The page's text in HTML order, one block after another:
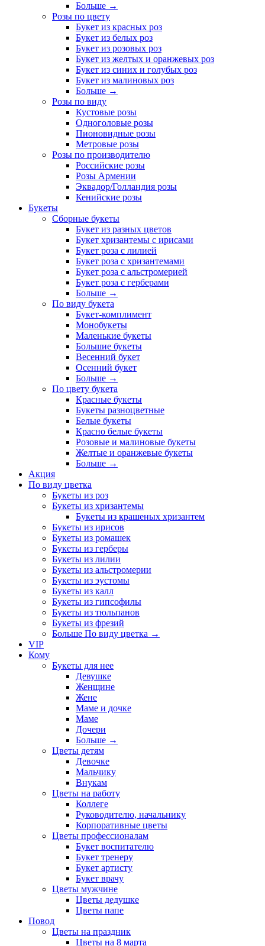
Больше →
Розы по цвету
Букет из красных роз
Букет из белых роз
Букет из розовых роз
Букет из желтых и оранжевых роз
Букет из синих и голубых роз
Букет из малиновых роз
Больше →
Розы по виду
Кустовые розы
Одноголовые розы
Пионовидные розы
Метровые розы
Розы по производителю
Российские розы
Розы Армении
Эквадор/Голландия розы
Кенийские розы
Букеты
Сборные букеты
Букет из разных цветов
Букет хризантемы с ирисами
Букет роза с лилией
Букет роза с хризантемами
Букет роза с альстромерией
Букет роза с герберами
Больше →
По виду букета
Букет-комплимент
Монобукеты
Маленькие букеты
Большие букеты
Весенний букет
Осенний букет
Больше →
По цвету букета
Красные букеты
Букеты разноцветные
Белые букеты
Красно белые букеты
Розовые и малиновые букеты
Желтые и оранжевые букеты
Больше →
Акция
По виду цветка
Букеты из роз
Букеты из хризантемы
Букеты из крашеных хризантем
Букеты из ирисов
Букеты из ромашек
Букеты из герберы
Букеты из лилии
Букеты из альстромерии
Букеты из эустомы
Букеты из калл
Букеты из гипсофилы
Букеты из тюльпанов
Букеты из фрезий
Больше По виду цветка →
VIP
Кому
Букеты для нее
Девушке
Женщине
Жене
Маме и дочке
Маме
Дочери
Больше →
Цветы детям
Девочке
Мальчику
Внукам
Цветы на работу
Коллеге
Руководителю, начальнику
Корпоративные цветы
Цветы профессионалам
Букет воспитателю
Букет тренеру
Букет артисту
Букет врачу
Цветы мужчине
Цветы дедушке
Цветы папе
Повод
Цветы на праздник
Цветы на 8 марта